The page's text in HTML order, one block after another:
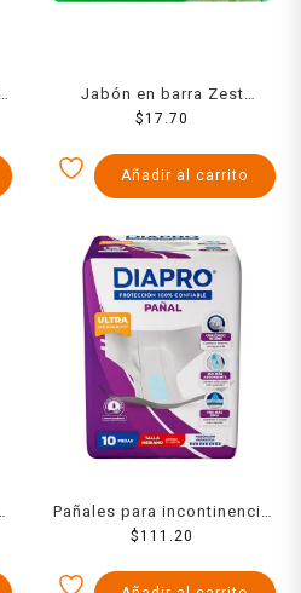
Jabón en barra Zest
antibacterial pepino y
$17.70
Añadir al carrito
Pañales para incontinencia
Diapro unisex mediano 10
$111.20